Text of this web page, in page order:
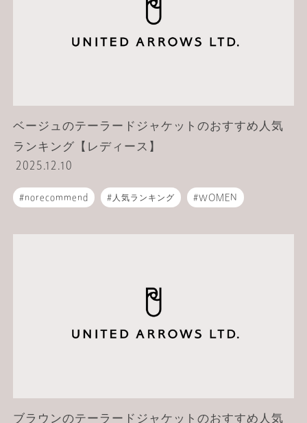
ベージュのテーラードジャケットのおすすめ人気
ランキング【レディース】
2025.12.10
norecommend 人気ランキング WOMEN
ブラウンのテーラードジャケットのおすすめ人気